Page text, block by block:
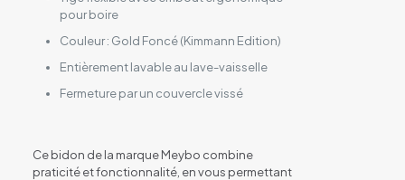
pour boire
Couleur : Gold Foncé (Kimmann Edition)
Entièrement lavable au lave-vaisselle
Fermeture par un couvercle vissé
Ce bidon de la marque Meybo combine
praticité et fonctionnalité, en vous permettant